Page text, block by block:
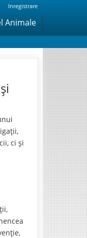
Inregistrare
Animale
ci și